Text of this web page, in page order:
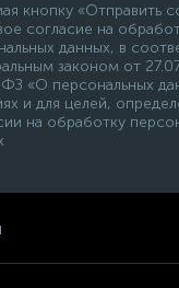
кнопку «Отправить
согласие на
данных, в
законом от
«О персональных
и для целей,
на обработку